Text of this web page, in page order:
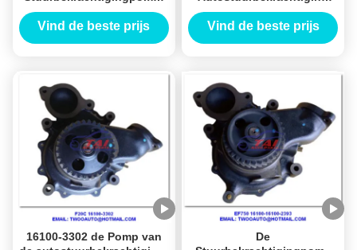
K13c-de Pomp van het
Motorwater voor Hino-Oem
Vind de beste prijs
van LAN15 2011,
Autostuurbekrachtigingpomp
Vind de beste prijs
16100-3302 de Pomp van
De